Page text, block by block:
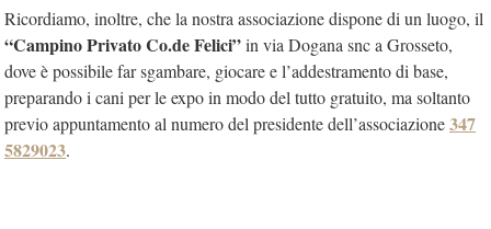
Ricordiamo, inoltre, che la nostra associazione dispone di un luogo, il
“Campino Privato Co.de Felici”in via Dogana snc a Grosseto,
dove è possibile far sgambare, giocare e l’addestramento di base,
preparando i cani per le expo in modo del tutto gratuito, ma soltanto
previo appuntamento al numero del presidente dell’associazione347
5829023.